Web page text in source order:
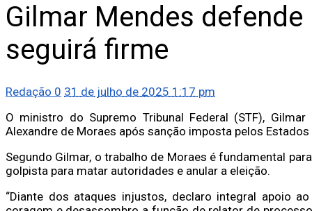
Gilmar Mendes
seguirá firme
Redação 0 31 de julho de 2025 1:17 pm
O ministro do Supremo Tribunal Federal (STF),
Alexandre de Moraes após sanção imposta pelos Estados
Segundo Gilmar, o trabalho de Moraes é fundamental
golpista para matar autoridades e anular a eleição.
“Diante dos ataques injustos, declaro integral apoio